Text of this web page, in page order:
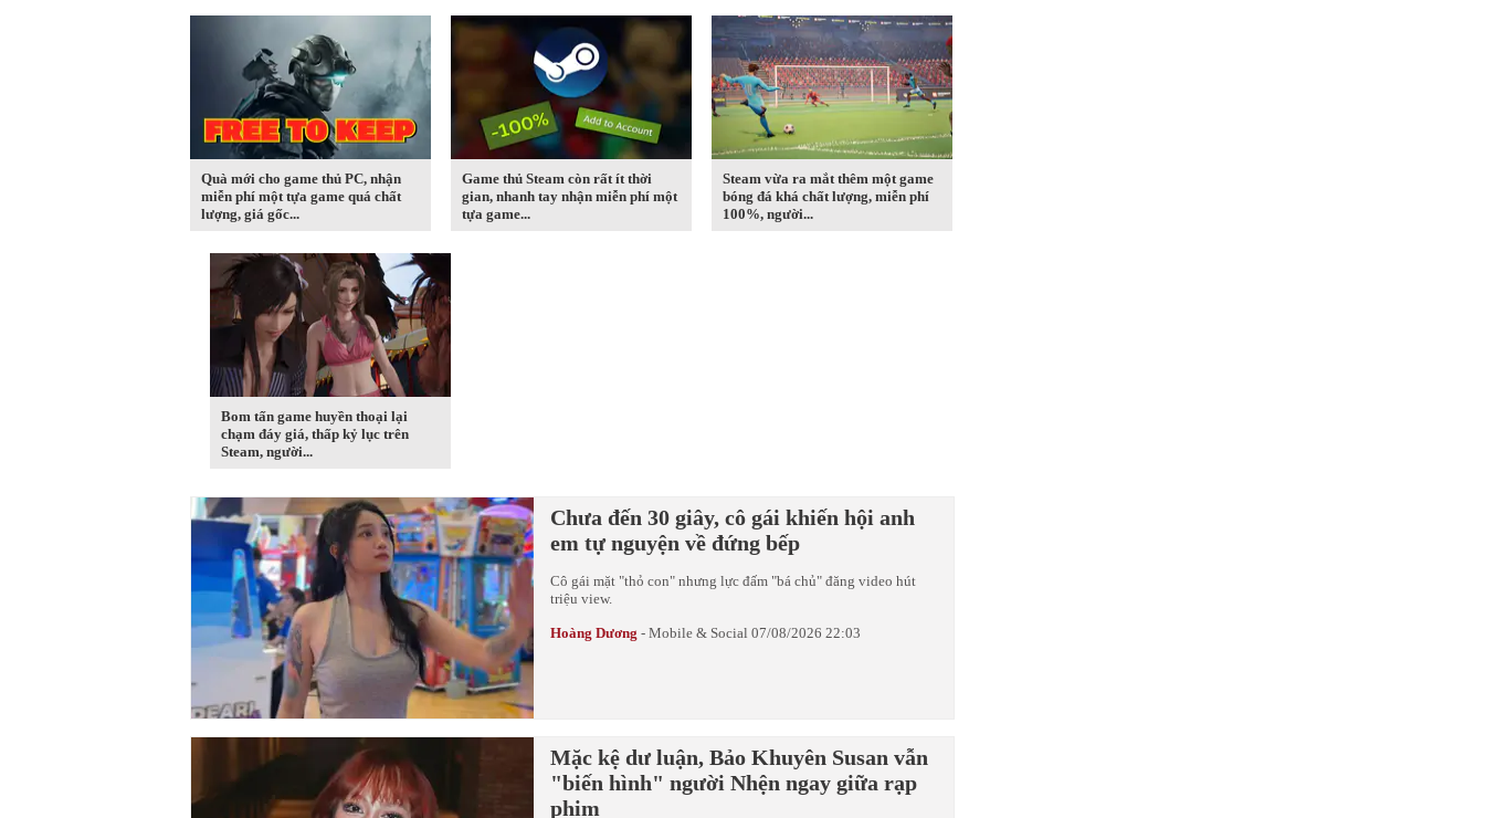
Quà mới cho game thủ PC, nhận
miễn phí một tựa game quá chất
lượng, giá gốc...
Game thủ Steam còn rất ít thời
gian, nhanh tay nhận miễn phí một
tựa game...
Steam vừa ra mắt thêm một game
bóng đá khá chất lượng, miễn phí
100%, người...
Bom tấn game huyền thoại lại
chạm đáy giá, thấp kỷ lục trên
Steam, người...
Chưa đến 30 giây, cô gái khiến hội anh
em tự nguyện về đứng bếp
Cô gái mặt "thỏ con" nhưng lực đấm "bá chủ" đăng video hút
triệu view.
Hoàng Dương - Mobile & Social 07/08/2026 22:03
Mặc kệ dư luận, Bảo Khuyên Susan vẫn
"biến hình" người Nhện ngay giữa rạp
phim